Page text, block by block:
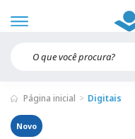
Página inicial Digitais
Novo